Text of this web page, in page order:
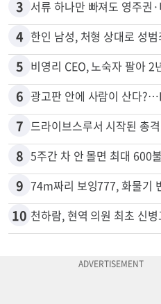
3
4
5 비영리 CEO, 노숙자 팔아 2
6 광고판 안에 사람이 산다
7 드라이브스루서 시작된 총
8 5주간 차 안 몰면 최대 600
9
10